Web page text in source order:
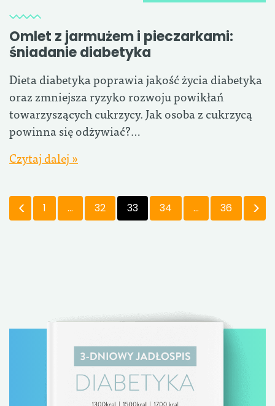
Omlet z jarmużem i pieczarkami:
śniadanie diabetyka
Dieta diabetyka poprawia jakość życia diabetyka
oraz zmniejsza ryzyko rozwoju powikłań
towarzyszących cukrzycy. Jak osoba z cukrzycą
powinna się odżywiać?…
Czytaj dalej »
1 … 32 33 34 … 36